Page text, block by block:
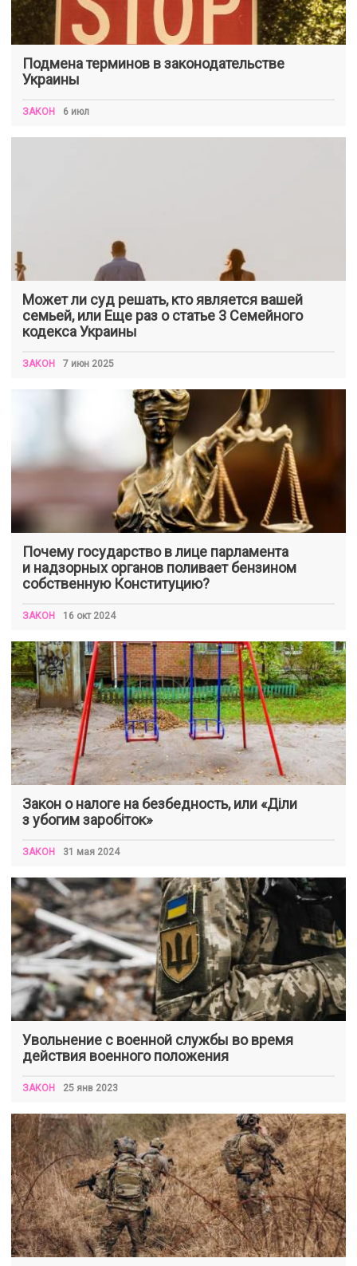
Подмена терминов в законодательстве
Украины
ЗАКОН 6 июл
Может ли суд решать, кто является вашей
семьей, или Еще раз о статье 3 Семейного
кодекса Украины
ЗАКОН 7 июн 2025
Почему государство в лице парламента
и надзорных органов поливает бензином
собственную Конституцию?
ЗАКОН 16 окт 2024
Закон о налоге на безбедность, или «Діли
з убогим заробіток»
ЗАКОН 31 мая 2024
Увольнение с военной службы во время
действия военного положения
ЗАКОН 25 янв 2023